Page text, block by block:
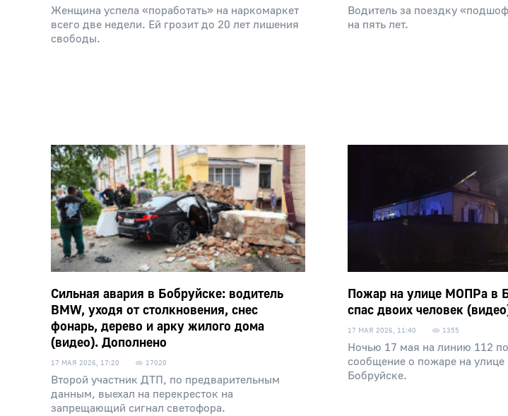
Женщина успела «поработать» на наркомаркет
всего две недели. Ей грозит до 20 лет лишения
свободы.
Водитель за поездку
на пять лет.
Сильная авария в Бобруйске: водитель
BMW, уходя от столкновения, снес
фонарь, дерево и арку жилого дома
(видео). Дополнено
17 МАЯ 2026, 17:20 17020
Второй участник ДТП, по предварительным
данным, выехал на перекресток на
запрещающий сигнал светофора.
Пожар на улице МОПРа в
спас двоих человек
17 МАЯ 2026, 11:40 1355
Ночью 17 мая на линию 112
сообщение о пожаре на
Бобруйске.